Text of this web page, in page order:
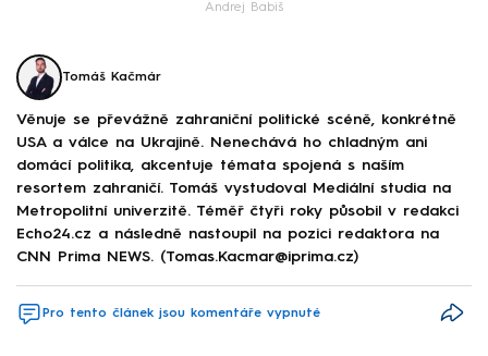
Andrej Babiš
Tomáš Kačmár
Věnuje se převážně zahraniční politické scéně, konkrétně
USA a válce na Ukrajině. Nenechává ho chladným ani
domácí politika, akcentuje témata spojená s naším
resortem zahraničí. Tomáš vystudoval Mediální studia na
Metropolitní univerzitě. Téměř čtyři roky působil v redakci
Echo24.cz a následně nastoupil na pozici redaktora na
CNN Prima NEWS. (Tomas.Kacmar@iprima.cz)
Pro tento článek jsou komentáře vypnuté